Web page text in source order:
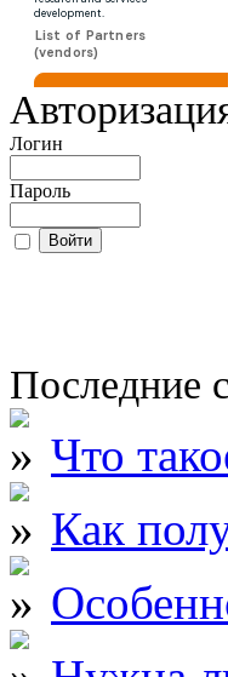
Логин
Пароль
Последние
Что
Как